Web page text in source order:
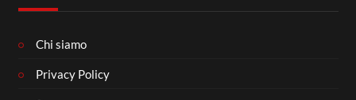
Chi siamo
Privacy Policy